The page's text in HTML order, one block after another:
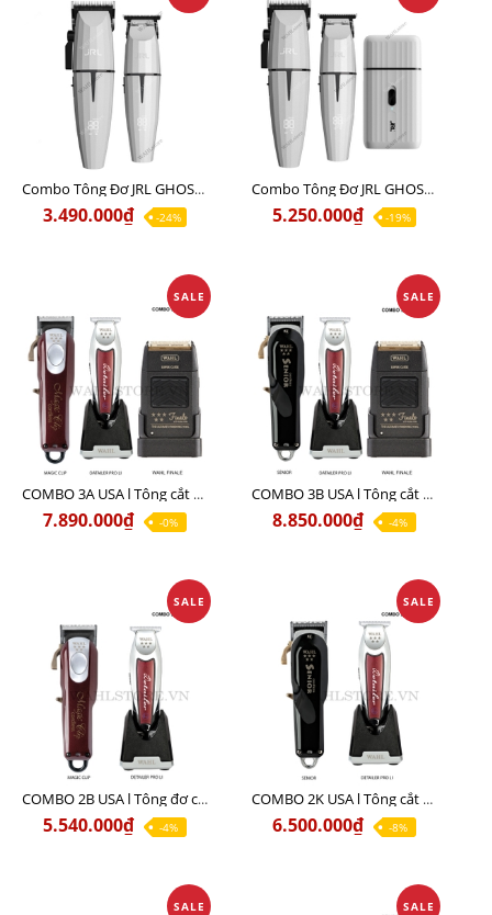
Combo Tông Đơ JRL GHOST 1 Limited Edition Chính Hãng USA
3.490.000₫ -24%
Combo Tông Đơ JRL GHOST 2 Limited Edition Chính Hãng USA
5.250.000₫ -19%
SALE
COMBO 3A USA l Tông cắt MAGIC + Tông viền DETAILER PRO LI + Cạo khô FINALE
7.890.000₫ -0%
SALE
COMBO 3B USA l Tông cắt SENIOR + Tông viền DETAILER PRO LI + Cạo khô FINALE
8.850.000₫ -4%
SALE
COMBO 2B USA l Tông đơ cắt Magic clip Red + Tông đơ viền Detailer Pro Li
5.540.000₫ -4%
SALE
COMBO 2K USA l Tông cắt SENIOR +Tông viền DETAILER PRO LI
6.500.000₫ -8%
SALE SALE